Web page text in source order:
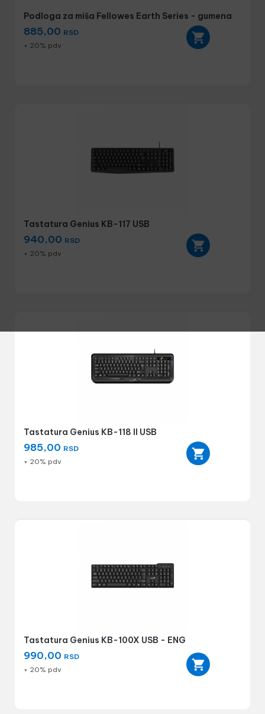
Podloga za miša Fellowes Earth Series - gumena
885,00 RSD
+ 20% pdv
Tastatura Genius KB-117 USB
940,00 RSD
+ 20% pdv
Tastatura Genius KB-118 II USB
985,00 RSD
+ 20% pdv
Tastatura Genius KB-100X USB - ENG
990,00 RSD
+ 20% pdv